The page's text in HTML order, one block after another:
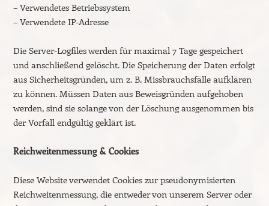
– Verwendetes Betriebssystem
– Verwendete IP-Adresse
Die Server-Logfiles werden für maximal 7 Tage gespeichert
und anschließend gelöscht. Die Speicherung der Daten erfolgt
aus Sicherheitsgründen, um z. B. Missbrauchsfälle aufklären
zu können. Müssen Daten aus Beweisgründen aufgehoben
werden, sind sie solange von der Löschung ausgenommen bis
der Vorfall endgültig geklärt ist.
Reichweitenmessung & Cookies
Diese Website verwendet Cookies zur pseudonymisierten
Reichweitenmessung, die entweder von unserem Server oder